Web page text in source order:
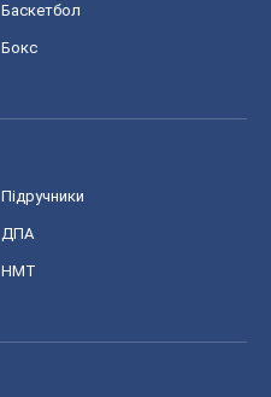
Баскетбол
Бокс
Підручники
ДПА
НМТ